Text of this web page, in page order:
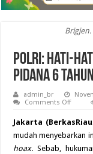
Brigjen.
Polri: Hati-
Pidana 6 Tahun
admin_br
Comments Offon
Hati-
hati,
Sebar
Berita
Hoax
Jakarta
mudah menyebarkan
hoax. Sebab,